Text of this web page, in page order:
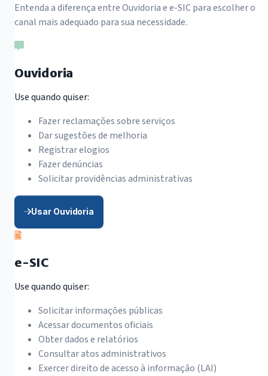
Entenda a diferença entre Ouvidoria e e-SIC para escolher o
canal mais adequado para sua necessidade.
Ouvidoria
Use quando quiser:
Fazer reclamações sobre serviços
Dar sugestões de melhoria
Registrar elogios
Fazer denúncias
Solicitar providências administrativas
Usar Ouvidoria
e-SIC
Use quando quiser:
Solicitar informações públicas
Acessar documentos oficiais
Obter dados e relatórios
Consultar atos administrativos
Exercer direito de acesso à informação (LAI)